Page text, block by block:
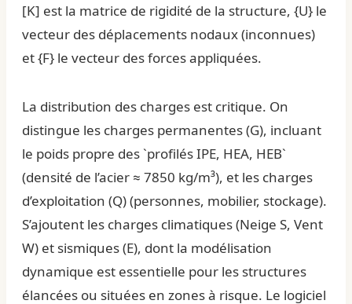
[K] est la matrice de rigidité de la structure, {U} le
vecteur des déplacements nodaux (inconnues)
et {F} le vecteur des forces appliquées.
La distribution des charges est critique. On
distingue les charges permanentes (G), incluant
le poids propre des `profilés IPE, HEA, HEB`
(densité de l’acier ≈ 7850 kg/m³), et les charges
d’exploitation (Q) (personnes, mobilier, stockage).
S’ajoutent les charges climatiques (Neige S, Vent
W) et sismiques (E), dont la modélisation
dynamique est essentielle pour les structures
élancées ou situées en zones à risque. Le logiciel